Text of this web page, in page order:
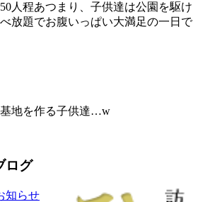
人程あつまり、子供達は公園を駆け
放題でお腹いっぱい大満足の一日で
地を作る子供達…w
ログ
知らせ